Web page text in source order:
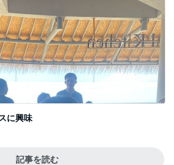
に興味
記事を読む